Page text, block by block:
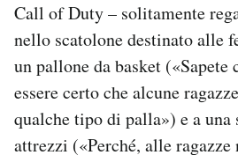
Call of Duty – solitamente
nello scatolone destinato alle
un pallone da basket
essere certo che alcune
qualche tipo di palla») e a una
attrezzi («Perché, alle